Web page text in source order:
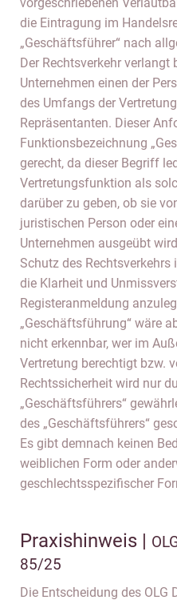
die Eintragung im
„Geschäftsführer“ nach
Der Rechtsverkehr
Unternehmen einen der
des Umfangs der
Repräsentanten. Dieser
Funktionsbezeichnung
gerecht, da dieser Begriff
Vertretungsfunktion als
darüber zu geben, ob sie
juristischen Person oder
Unternehmen ausgeübt
Schutz des
die Klarheit und
Registeranmeldung
„Geschäftsführung“ wäre
nicht erkennbar, wer im
Vertretung berechtigt bzw.
Rechtssicherheit wird nur
„Geschäftsführers“
des „Geschäftsführers“
Es gibt demnach keinen
weiblichen Form oder
geschlechtsspezifischer
Praxishinweis |
85/25
Die Entscheidung des